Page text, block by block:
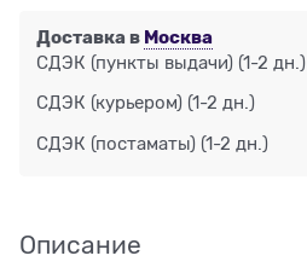
Доставка в Москва
СДЭК (пункты выдачи) (1-2 дн.)
СДЭК (курьером) (1-2 дн.)
СДЭК (постаматы) (1-2 дн.)
Описание